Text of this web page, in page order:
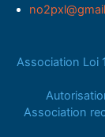
Association Loi
Association